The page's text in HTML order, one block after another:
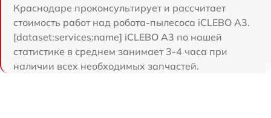
Краснодаре проконсультирует и рассчитает
стоимость работ над робота-пылесоса iCLEBO A3.
[dataset:services:name] iCLEBO A3 по нашей
статистике в среднем занимает 3-4 часа при
наличии всех необходимых запчастей.